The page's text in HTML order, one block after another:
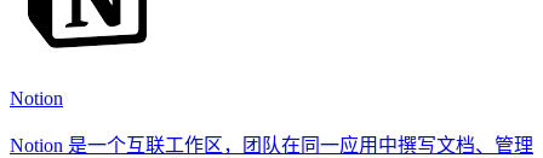
Notion
Notion 是一个互联工作区，团队在同一应用中撰写文档、管理